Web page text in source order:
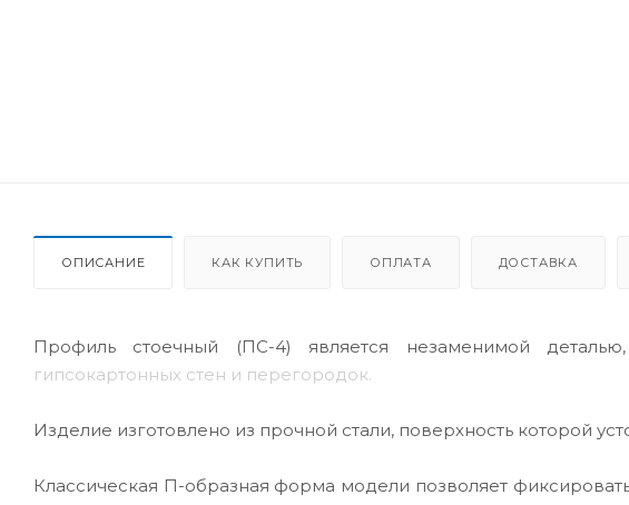
ОПИСАНИЕ КАК КУПИТЬ ОПЛАТА ДОСТАВКА
Профиль стоечный (ПС-4) является незаменимой
гипсокартонных стен и перегородок.
Изделие изготовлено из прочной стали, поверхность которой
Классическая П-образная форма модели позволяет